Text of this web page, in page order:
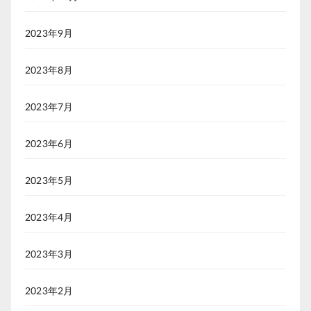
2023年9月
2023年8月
2023年7月
2023年6月
2023年5月
2023年4月
2023年3月
2023年2月